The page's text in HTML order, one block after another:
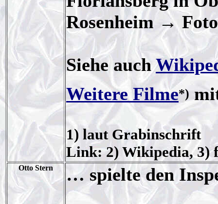
Rosenheim →
Siehe auch
Weitere Filme*)
1) laut Grabinschrift
Link: 2) Wikipedia, 3)
Otto Stern … spielte den